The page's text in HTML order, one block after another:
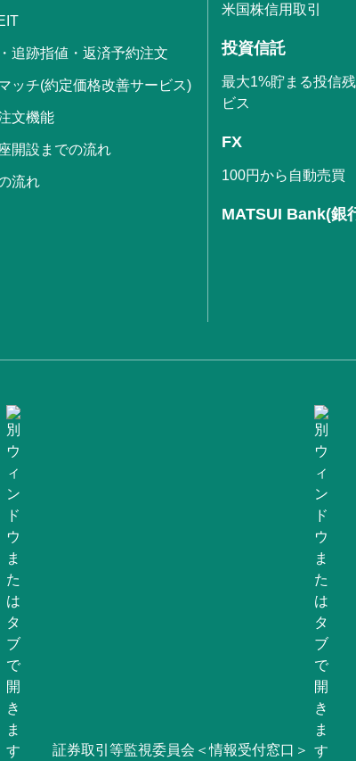
追跡指値・返済予約注文
ッチ(約定価格改善サービス)
文機能
開設までの流れ
流れ
米国株信用取引
投資信託
最大1%貯まる投信
ビス
FX
100円から自動売買
MATSUI Bank(銀
証券取引等監視委員会＜情報受付窓口＞